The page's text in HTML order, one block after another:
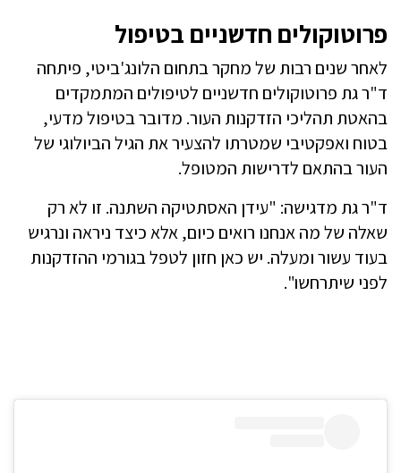
פרוטוקולים חדשניים בטיפול
לאחר שנים רבות של מחקר בתחום הלונג'ביטי, פיתחה
ד"ר גת פרוטוקולים חדשניים לטיפולים המתמקדים
בהאטת תהליכי הזדקנות העור. מדובר בטיפול מדעי,
בטוח ואפקטיבי שמטרתו להצעיר את הגיל הביולוגי של
העור בהתאם לדרישות המטופל.
ד"ר גת מדגישה: "עידן האסתטיקה השתנה. זו לא רק
שאלה של מה אנחנו רואים כיום, אלא כיצד ניראה ונרגיש
בעוד עשור ומעלה. יש כאן חזון לטפל בגורמי ההזדקנות
לפני שיתרחשו".